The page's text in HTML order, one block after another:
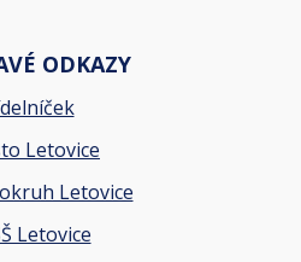
ODKAZY
Letovice
Letovice
Letovice